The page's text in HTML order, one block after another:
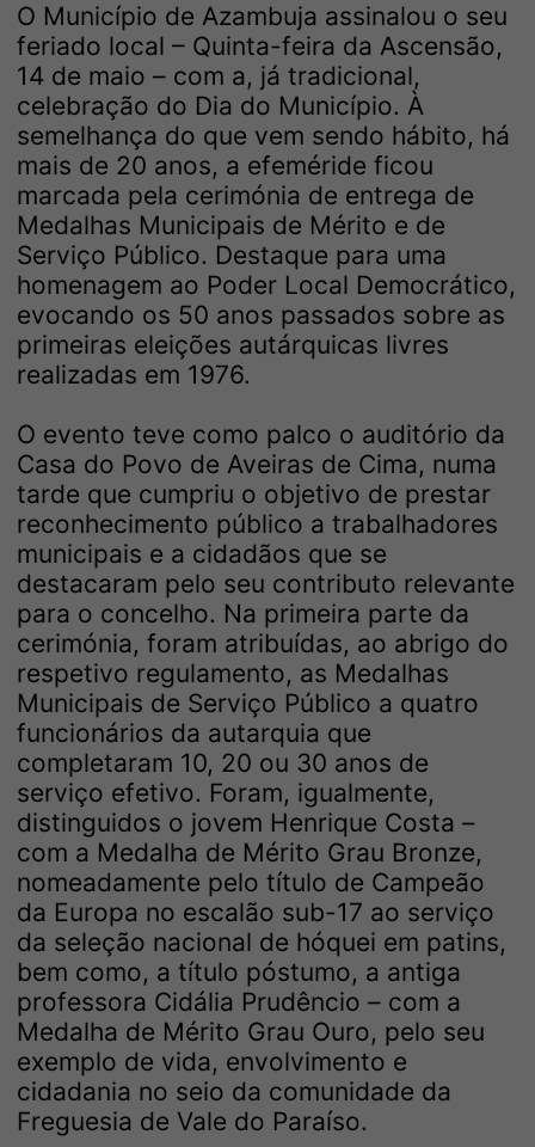
O Município de Azambuja assinalou o seu
feriado local – Quinta-feira da Ascensão,
14 de maio – com a, já tradicional,
celebração do Dia do Município. À
semelhança do que vem sendo hábito, há
mais de 20 anos, a efeméride ficou
marcada pela cerimónia de entrega de
Medalhas Municipais de Mérito e de
Serviço Público. Destaque para uma
homenagem ao Poder Local Democrático,
evocando os 50 anos passados sobre as
primeiras eleições autárquicas livres
realizadas em 1976.
O evento teve como palco o auditório da
Casa do Povo de Aveiras de Cima, numa
tarde que cumpriu o objetivo de prestar
reconhecimento público a trabalhadores
municipais e a cidadãos que se
destacaram pelo seu contributo relevante
para o concelho. Na primeira parte da
cerimónia, foram atribuídas, ao abrigo do
respetivo regulamento, as Medalhas
Municipais de Serviço Público a quatro
funcionários da autarquia que
completaram 10, 20 ou 30 anos de
serviço efetivo. Foram, igualmente,
distinguidos o jovem Henrique Costa –
com a Medalha de Mérito Grau Bronze,
nomeadamente pelo título de Campeão
da Europa no escalão sub-17 ao serviço
da seleção nacional de hóquei em patins,
bem como, a título póstumo, a antiga
professora Cidália Prudêncio – com a
Medalha de Mérito Grau Ouro, pelo seu
exemplo de vida, envolvimento e
cidadania no seio da comunidade da
Freguesia de Vale do Paraíso.